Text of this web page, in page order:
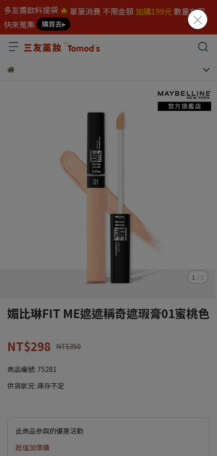
多友醬飲料提袋 🔥 單筆消費 不限金額 加購199元 數量有限
快來蒐集
購買去▸
1 / 1
媚比琳FIT ME遮遮稱奇遮瑕膏01蜜桃色
NT$298 NT$350
商品編號: 75281
供貨狀況: 庫存不足
此商品參與的優惠活動
超值加價購